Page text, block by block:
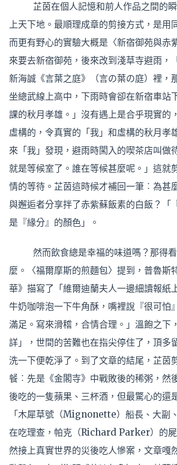
芷茵在個人記憶和前人作品之間的
上天下地。最順理成章的剪接方式，是用
而更有野心的實驗大概是〈新宿御苑與赤
來要去新宿御苑，後來改到淺草寺避雨，
新海誠《言葉之庭》（言の葉の庭）裡，
坐總武線上高中，下雨時會卻在新宿車站
課的秋月孝雄。」沒有遇上是合乎現實的
虛構的，令真實的「我」和虛構的秋月孝
來「我」發現，避雨時闖入的喫茶店叫做
就是等候室了。誰在等候甚麼呢。」這就
情的等待。芷茵這時候才補回一筆︰為甚
與邂逅者分享拌了赤紫蘇飯素的白飯？「
是『緣分』的顏色」。
然而飲食總是幸福的味道嗎？那得
麼。〈福爾摩斯的煎麵包〉提到，普魯斯
華》描寫了「維爾迪蘭夫人一邊細讀報紙
牛奶咖啡泡一下牛角酥，嘴裡說『很可怕
滿足。寫來滑稽，合情合理。」溫飽之下
詳」，世間的苦難也在指尖停住了，頂多
洗一下便乾淨了。到了文章的結尾，芷茵
餐︰先是《金閣寺》中戰敗後的稀粥，然
後吃的一隻蘋果、三杯酒，但最驚心的還
「木犀草號（Mignonette）船長、大副
在吃理查，帕克（Richard Parker）的
然接上真實世界的災後吃人慘案，文章嘎